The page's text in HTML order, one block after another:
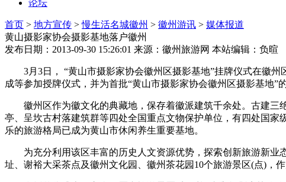
论坛
首页 > 地方宣传 >慢生活名城徽州 > 徽州游讯 > 媒体报道
黄山摄影家协会摄影基地落户徽州
发布日期：2013-09-30 15:26:01 来源：徽州旅游网 本站编辑：负暄
3月3日， “黄山市摄影家协会徽州区摄影基地”挂牌仪式在徽州
成等参加授牌仪式，并为首批“黄山市摄影家协会徽州区摄影基地”
徽州区作为徽文化的典藏地，保存着徽派建筑千余处。古建三
亭、呈坎古村落建筑群等四处全国重点文物保护单位，有四处国
乐的旅游格局已成为黄山市休闲养生重要基地。
为充分利用该区丰富的历史人文资源优势，探索创新旅游新业
址、谢裕大采茶点及徽州文化园、徽州茶花园10个旅游景区(点)，